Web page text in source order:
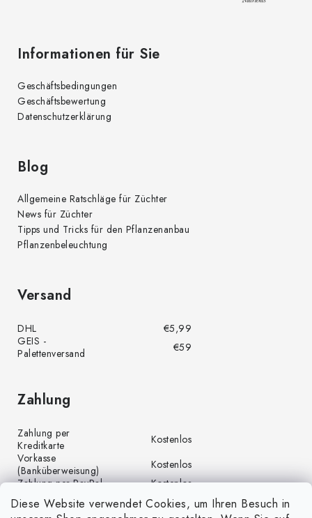
Diese Website verwendet Cookies, um Ihren Besuch in
Informationen für Sie
Geschäftsbedingungen
Geschäftsbewertung
Datenschutzerklärung
Blog
Allgemeine Ratschläge für Züchter
News für Züchter
Tipps und Tricks für den Pflanzenanbau
Pflanzenbeleuchtung
Versand
DHL
€5,99
GEIS -
Palettenversand
€59
Zahlung
Zahlung per
Kreditkarte
Kostenlos
Vorkasse
(Banküberweisung)
Kostenlos
Zahlung per PayPal
Kostenlos